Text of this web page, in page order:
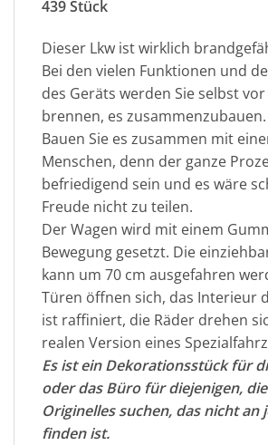
439 Stück
Dieser Lkw ist wirklich
Bei den vielen Funktionen und
des Geräts werden Sie selbst
brennen, es zusammenzubauen.
Bauen Sie es zusammen mit
Menschen, denn der ganze
befriedigend sein und es wäre
Freude nicht zu teilen.
Der Wagen wird mit einem
Bewegung gesetzt. Die
kann um 70 cm ausgefahren
Türen öffnen sich, das Interieur
ist raffiniert, die Räder drehen
realen Version eines
Es ist ein Dekorationsstück für
oder das Büro für diejenigen,
Originelles suchen, das nicht an
finden ist.